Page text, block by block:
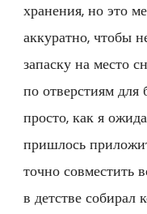
хранения, но это
аккуратно, чтобы
запаску на место
по отверстиям для
просто, как я
пришлось
точно совместить
в детстве собирал